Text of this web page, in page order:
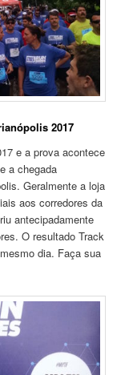
2017
e a prova acontece
a chegada
Geralmente a loja
aos corredores da
antecipadamente
O resultado Track
dia. Faça sua